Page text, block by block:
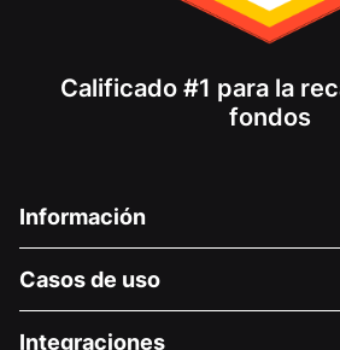
Calificado #1 para la
fondos
Información
Acerca de nosotros
Casos de uso
Integraciones